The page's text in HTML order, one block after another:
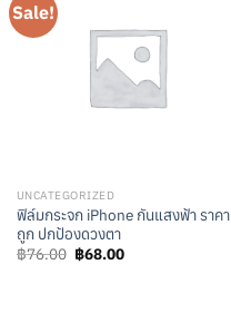
Sale!
UNCATEGORIZED
ฟิล์มกระจก iPhone กันแสงฟ้า ราคา
ถูก ปกป้องดวงตา
฿76.00 Original
price
฿68.00Current